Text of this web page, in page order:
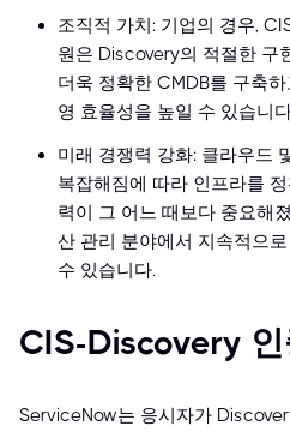
조직적 가치: 기업의 경우,
원은 Discovery의 적절한 구
더욱 정확한 CMDB를 구축
영 효율성을 높일 수 있습니
미래 경쟁력 강화: 클라우드
복잡해짐에 따라 인프라를
력이 그 어느 때보다 중요해
산 관리 분야에서 지속적으
수 있습니다.
CIS-Discovery 인
ServiceNow는 응시자가